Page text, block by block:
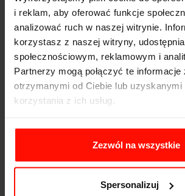
i reklam, aby oferować funkcje
analizować ruch w naszej witrynie.
korzystasz z naszej witryny,
społecznościowym, reklamowym i
Partnerzy mogą połączyć te
otrzymanymi od Ciebie lub uzyskanymi
korzystania z ich usług.
Zezwól na wszystkie
Spersonalizuj
Napęd:
tył
Pojemność:
4.5 l
Skrzynia biegów:
Voucher jest ważny 365 dni od daty
karta. Przejazdy są realizowane w